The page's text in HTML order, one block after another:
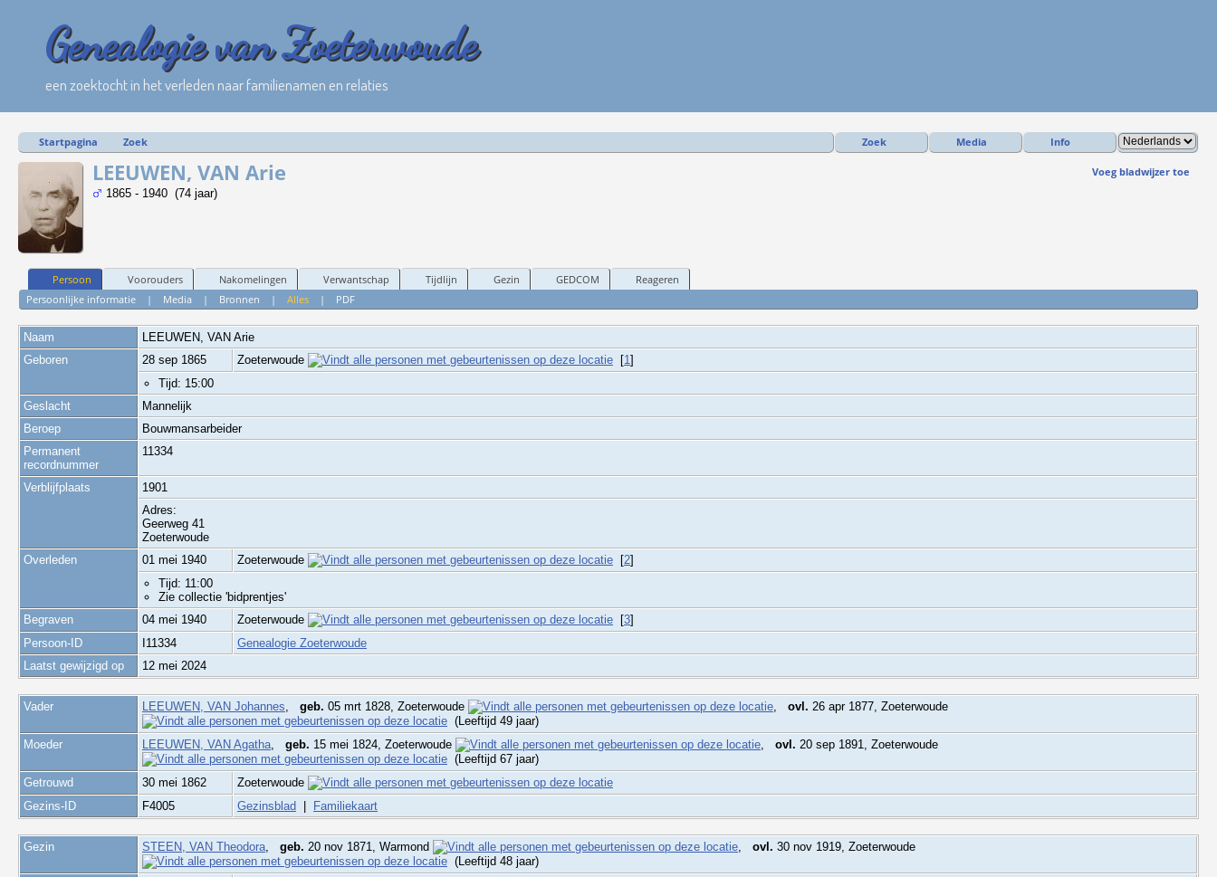
Genealogie van Zoeterwoude
een zoektocht in het verleden naar familienamen en relaties
Startpagina Zoek Zoek Media Info
Voeg bladwijzer toe
LEEUWEN, VAN Arie
1865 - 1940 (74 jaar)
Persoon Voorouders Nakomelingen Verwantschap Tijdlijn Gezin GEDCOM
Reageren
Persoonlijke informatie| Media| Bronnen | Alles| PDF
Naam LEEUWEN, VAN Arie
Geboren
28 sep 1865 Zoeterwoude [1]
Tijd: 15:00
Geslacht
Mannelijk
Beroep
Bouwmansarbeider
Permanent
recordnummer
11334
Verblijfplaats
1901
Adres:
Geerweg 41
Zoeterwoude
Overleden
01 mei 1940 Zoeterwoude [2]
Tijd: 11:00
Zie collectie 'bidprentjes'
Begraven
04 mei 1940 Zoeterwoude [3]
Persoon-ID
I11334
Genealogie Zoeterwoude
Laatst gewijzigd op
12 mei 2024
Vader LEEUWEN, VAN Johannes, geb. 05 mrt 1828, Zoeterwoude , ovl. 26 apr 1877, Zoeterwoude
(Leeftijd 49 jaar)
Moeder
LEEUWEN, VAN Agatha, geb. 15 mei 1824, Zoeterwoude , ovl. 20 sep 1891, Zoeterwoude
(Leeftijd 67 jaar)
Getrouwd
30 mei 1862
Zoeterwoude
Gezins-ID
F4005 Gezinsblad Familiekaart
Gezin STEEN, VAN Theodora, geb. 20 nov 1871, Warmond , ovl. 30 nov 1919, Zoeterwoude
(Leeftijd 48 jaar)